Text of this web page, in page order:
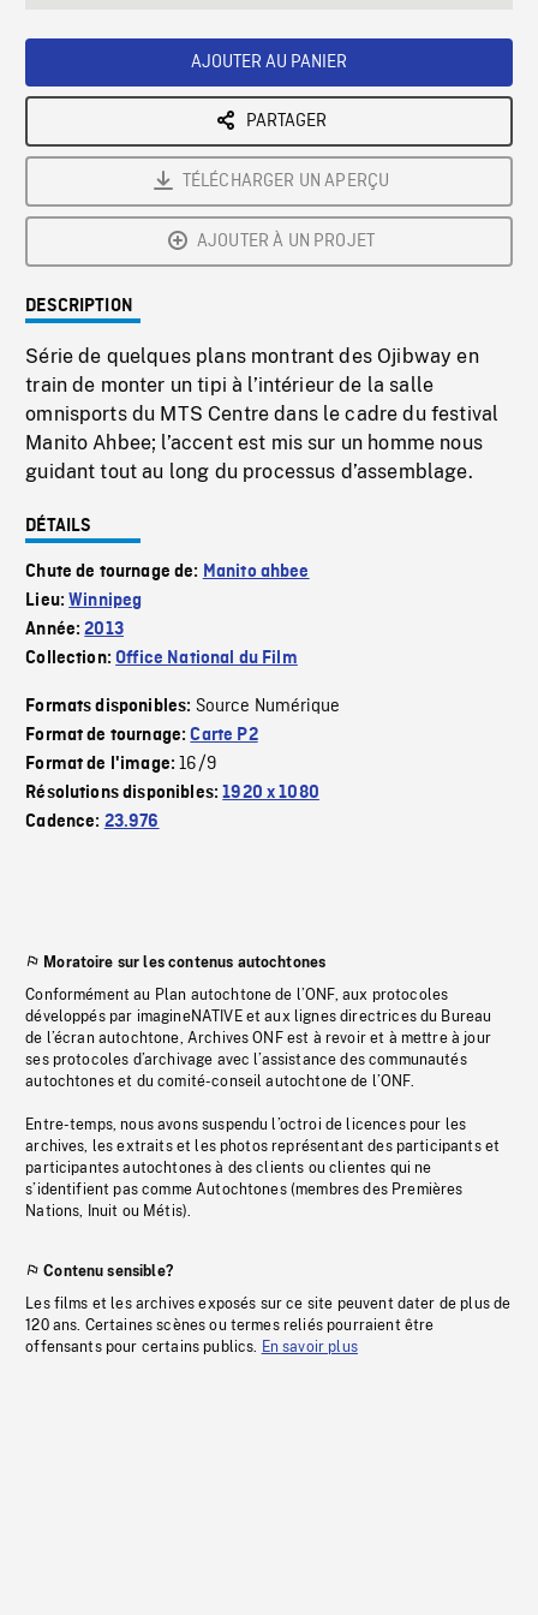
AJOUTER AU PANIER
PARTAGER
TÉLÉCHARGER UN APERÇU
AJOUTER À UN PROJET
DESCRIPTION
Série de quelques plans montrant des Ojibway en
train de monter un tipi à l’intérieur de la salle
omnisports du MTS Centre dans le cadre du festival
Manito Ahbee; l’accent est mis sur un homme nous
guidant tout au long du processus d’assemblage.
DÉTAILS
Chute de tournage de: Manito ahbee
Lieu:Winnipeg
Année:2013
Collection:Office National du Film
Formats disponibles: Source Numérique
Format de tournage:Carte P2
Format de l'image:16/9
Résolutions disponibles:1920 x 1080
Cadence: 23.976
Moratoire sur les contenus autochtones
Conformément au Plan autochtone de l’ONF, aux protocoles
développés par imagineNATIVE et aux lignes directrices du Bureau
de l’écran autochtone, Archives ONF est à revoir et à mettre à jour
ses protocoles d’archivage avec l’assistance des communautés
autochtones et du comité-conseil autochtone de l’ONF.
Entre-temps, nous avons suspendu l’octroi de licences pour les
archives, les extraits et les photos représentant des participants et
participantes autochtones à des clients ou clientes qui ne
s’identifient pas comme Autochtones (membres des Premières
Nations, Inuit ou Métis).
Contenu sensible?
Les films et les archives exposés sur ce site peuvent dater de plus de
120 ans. Certaines scènes ou termes reliés pourraient être
offensants pour certains publics. En savoir plus